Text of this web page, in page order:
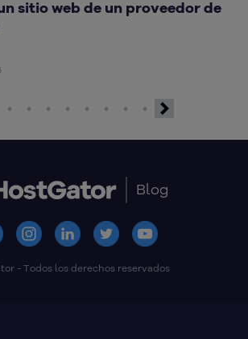
sitio web de un proveedor de
Blog
- Todos los derechos reservados